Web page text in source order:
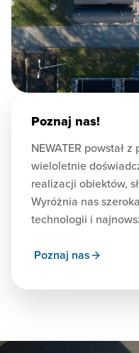
Poznaj nas!
NEWATER powstał
wieloletnie
realizacji obiektów,
Wyróżnia nas
technologii i
Poznaj nas